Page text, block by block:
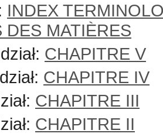
INDEX
DES MATIÈRES
CHAPITRE V
CHAPITRE IV
CHAPITRE III
CHAPITRE II